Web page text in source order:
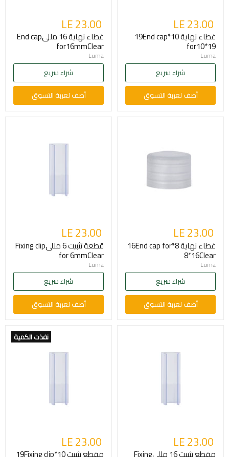
LE 23.00
غطاء نهاية 10*19End cap
for10*19
Luma
شراء سريع
أضف لعربة التسوق
LE 23.00
غطاء نهاية 16 مللىEnd cap
for16mmClear
Luma
شراء سريع
أضف لعربة التسوق
LE 23.00
غطاء نهاية 8*16End cap for
8*16Clear
Luma
شراء سريع
أضف لعربة التسوق
LE 23.00
قطعة تثبيت 6 مللىFixing clip
for 6mmClear
Luma
شراء سريع
أضف لعربة التسوق
LE 23.00
نفذت الكمية
LE 23.00